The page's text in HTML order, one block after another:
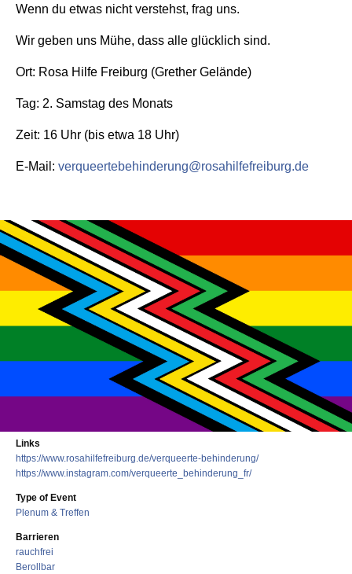
Wenn du etwas nicht verstehst, frag uns.
Wir geben uns Mühe, dass alle glücklich sind.
Ort: Rosa Hilfe Freiburg (Grether Gelände)
Tag: 2. Samstag des Monats
Zeit: 16 Uhr (bis etwa 18 Uhr)
E-Mail: verqueertebehinderung@rosahilfefreiburg.de
Links
https://www.rosahilfefreiburg.de/verqueerte-behinderung/
https://www.instagram.com/verqueerte_behinderung_fr/
Type of Event
Plenum & Treffen
Barrieren
rauchfrei
Berollbar